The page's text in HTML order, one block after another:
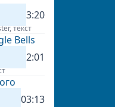
3:20
текст
Bells
2:01
03:13